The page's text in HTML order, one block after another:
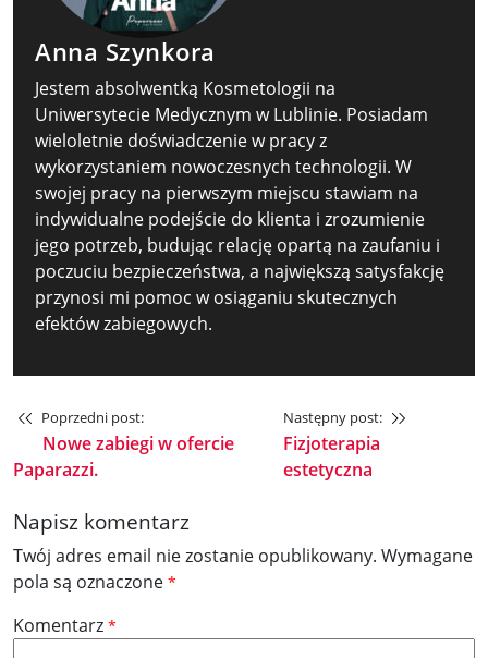
Anna Szynkora
Jestem absolwentką Kosmetologii na
Uniwersytecie Medycznym w Lublinie. Posiadam
wieloletnie doświadczenie w pracy z
wykorzystaniem nowoczesnych technologii. W
swojej pracy na pierwszym miejscu stawiam na
indywidualne podejście do klienta i zrozumienie
jego potrzeb, budując relację opartą na zaufaniu i
poczuciu bezpieczeństwa, a największą satysfakcję
przynosi mi pomoc w osiąganiu skutecznych
efektów zabiegowych.
Poprzedni post:
Nowe zabiegi w ofercie
Paparazzi.
Następny post:
Fizjoterapia
estetyczna
Napisz komentarz
Twój adres email nie zostanie opublikowany. Wymagane
pola są oznaczone *
Komentarz *